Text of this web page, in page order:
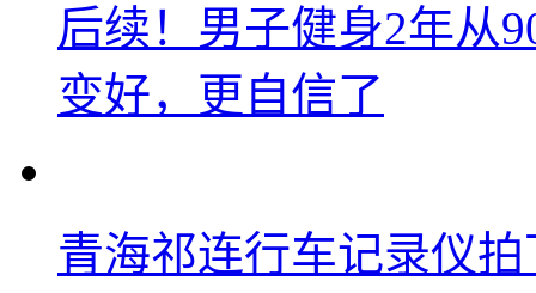
后续！男子健身2年从
变好，更自信了
青海祁连行车记录仪